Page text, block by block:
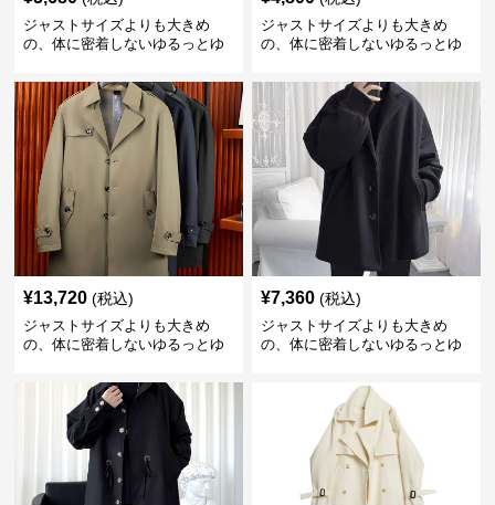
ジャストサイズよりも大きめ
の、体に密着しないゆるっとゆ
ゆったりストリート系フード付
きジャケット
ジャストサイズよりも大きめ
の、体に密着しないゆるっとゆ
フード付きスポーツアウター
¥13,720 (税込)
ジャストサイズよりも大きめ
の、体に密着しないゆるっとゆ
ゆったり上質トレンチスタイル
¥7,360 (税込)
ジャストサイズよりも大きめ
の、体に密着しないゆるっとゆ
ゆったりシルエットのモードコ